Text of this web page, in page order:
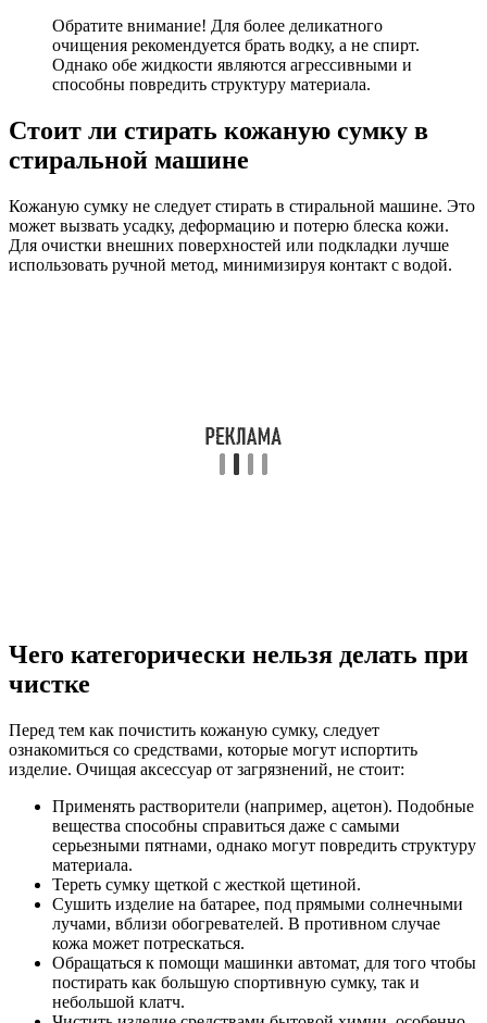
Обратите внимание! Для более деликатного
очищения рекомендуется брать водку, а не спирт.
Однако обе жидкости являются агрессивными и
способны повредить структуру материала.
Стоит ли стирать кожаную сумку в
стиральной машине
Кожаную сумку не следует стирать в стиральной машине. Это
может вызвать усадку, деформацию и потерю блеска кожи.
Для очистки внешних поверхностей или подкладки лучше
использовать ручной метод, минимизируя контакт с водой.
Чего категорически нельзя делать при
чистке
Перед тем как почистить кожаную сумку, следует
ознакомиться со средствами, которые могут испортить
изделие. Очищая аксессуар от загрязнений, не стоит:
Применять растворители (например, ацетон). Подобные
вещества способны справиться даже с самыми
серьезными пятнами, однако могут повредить структуру
материала.
Тереть сумку щеткой с жесткой щетиной.
Сушить изделие на батарее, под прямыми солнечными
лучами, вблизи обогревателей. В противном случае
кожа может потрескаться.
Обращаться к помощи машинки автомат, для того чтобы
постирать как большую спортивную сумку, так и
небольшой клатч.